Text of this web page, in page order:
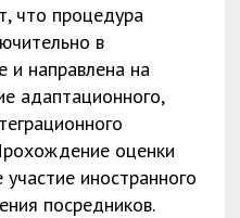
что процедура
в
и направлена на
адаптационного,
оценки
иностранного
посредников.